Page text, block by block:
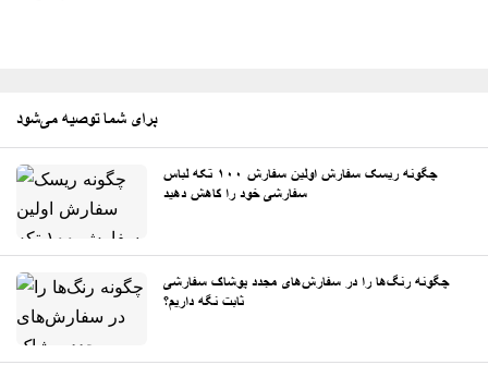
برای شما توصیه می‌شود
چگونه ریسک سفارش اولین سفارش ۱۰۰ تکه لباس
سفارشی خود را کاهش دهید
چگونه رنگ‌ها را در سفارش‌های مجدد پوشاک سفارشی
ثابت نگه داریم؟